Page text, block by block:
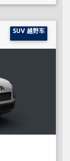
SUV 越野车